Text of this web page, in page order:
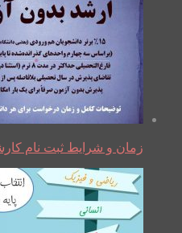
زمان و شرایط ثبت نام